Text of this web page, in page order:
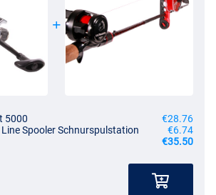
5000
€28.76
Spooler Schnurspulstation
€6.74
€35.50